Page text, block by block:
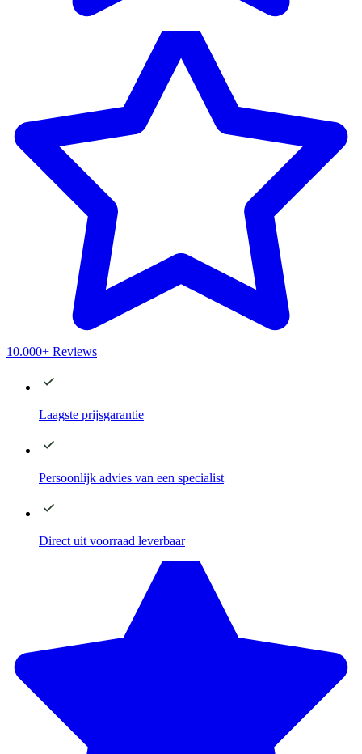
10.000+ Reviews
Laagste prijsgarantie
Persoonlijk advies van een specialist
Direct uit voorraad leverbaar